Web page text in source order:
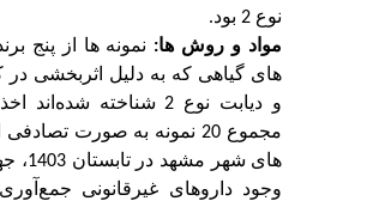
نوع 2 بود.
مواد و روش ها: نمونه ها از پنج
های گیاهی که به دلیل اثربخشی
و دیابت نوع 2 شناخته
مجموع 20 نمونه به صورت
های شهر
وجود داروهای غیرقانونی